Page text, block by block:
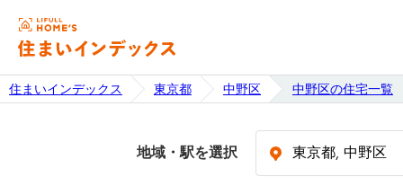
住まいインデックス 東京都 中野区 中野区の住宅一覧
地域・駅を選択